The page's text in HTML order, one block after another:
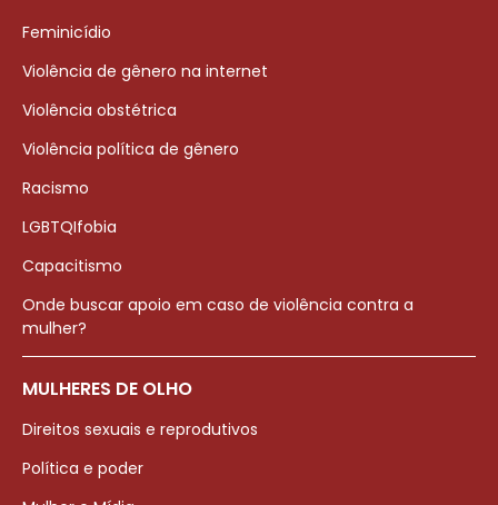
Feminicídio
Violência de gênero na internet
Violência obstétrica
Violência política de gênero
Racismo
LGBTQIfobia
Capacitismo
Onde buscar apoio em caso de violência contra a
mulher?
MULHERES DE OLHO
Direitos sexuais e reprodutivos
Política e poder